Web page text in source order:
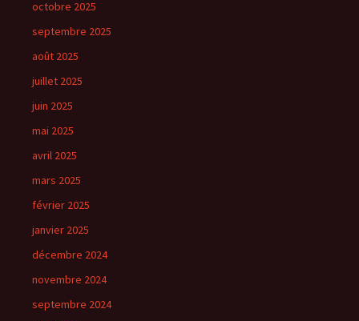
octobre 2025
septembre 2025
août 2025
juillet 2025
juin 2025
mai 2025
avril 2025
mars 2025
février 2025
janvier 2025
décembre 2024
novembre 2024
septembre 2024